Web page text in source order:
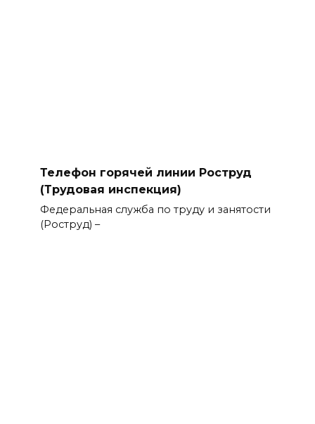
Телефон горячей линии Роструд
(Трудовая инспекция)
Федеральная служба по труду и занятости
(Роструд) –